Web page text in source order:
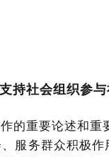
持社会组织参与
的重要论述和
服务群众积极